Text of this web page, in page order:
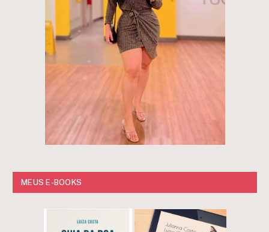
MEUS E-BOOKS